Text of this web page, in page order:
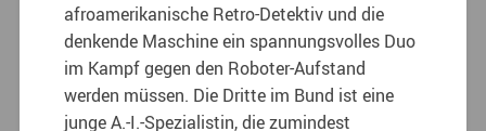
afroamerikanische Retro-Detektiv und die
denkende Maschine ein spannungsvolles Duo
im Kampf gegen den Roboter-Aufstand
werden müssen. Die Dritte im Bund ist eine
junge A.-I.-Spezialistin, die zumindest